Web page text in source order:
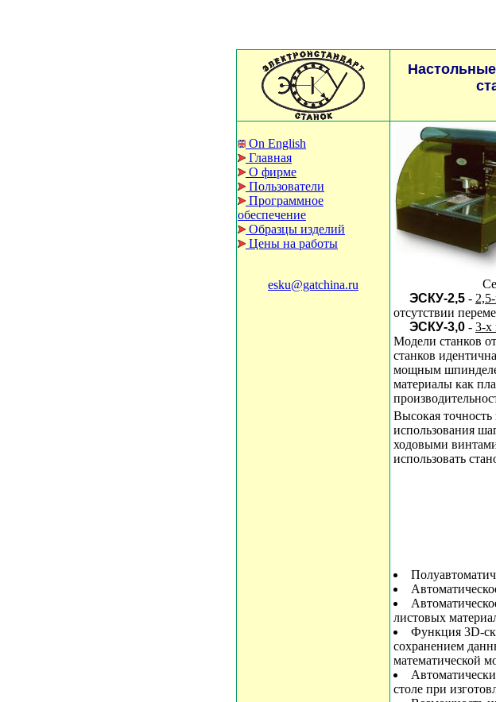
On English
Главная
О фирме
Пользователи
Программное
обеспечение
Образцы изделий
Цены на работы
esku@gatchina.ru
ЭСКУ-2,5 -
отсутствии
ЭСКУ-3,0 - 3-х
Модели станков
станков
мощным
материалы как
Высокая точность
использования
ходовыми
использовать
листовых
Функция 3D-
сохранением
математической
столе при